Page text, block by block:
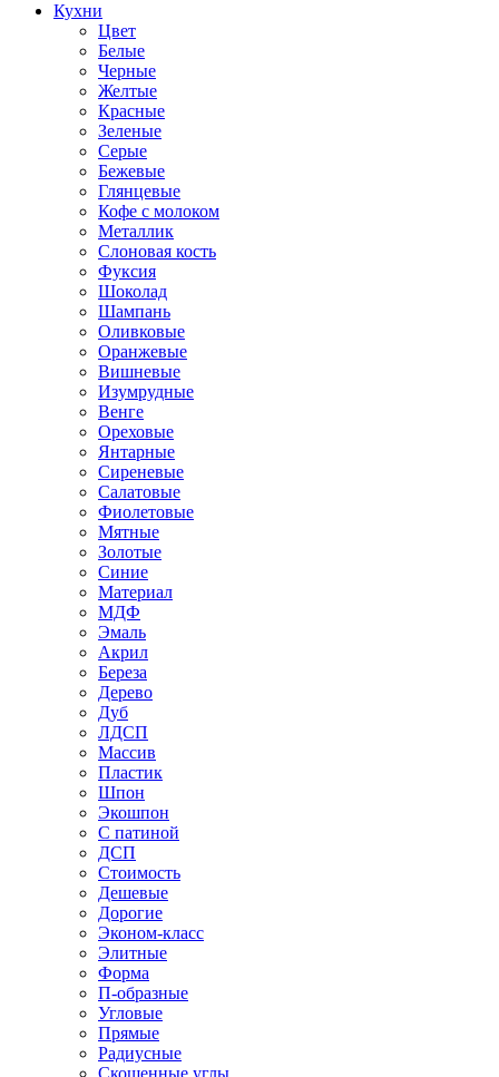
Кухни
Цвет
Белые
Черные
Желтые
Красные
Зеленые
Серые
Бежевые
Глянцевые
Кофе с молоком
Металлик
Слоновая кость
Фуксия
Шоколад
Шампань
Оливковые
Оранжевые
Вишневые
Изумрудные
Венге
Ореховые
Янтарные
Сиреневые
Салатовые
Фиолетовые
Мятные
Золотые
Синие
Материал
МДФ
Эмаль
Акрил
Береза
Дерево
Дуб
ЛДСП
Массив
Пластик
Шпон
Экошпон
С патиной
ДСП
Стоимость
Дешевые
Дорогие
Эконом-класс
Элитные
Форма
П-образные
Угловые
Прямые
Радиусные
Скошенные углы